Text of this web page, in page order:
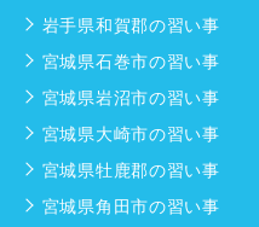
岩手県和賀郡の習い事
宮城県石巻市の習い事
宮城県岩沼市の習い事
宮城県大崎市の習い事
宮城県牡鹿郡の習い事
宮城県角田市の習い事